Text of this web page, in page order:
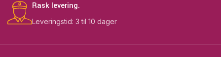
Rask levering.
Leveringstid: 3 til 10 dager